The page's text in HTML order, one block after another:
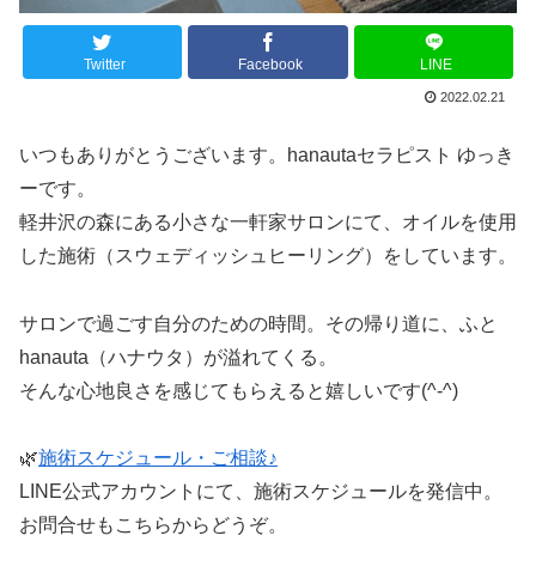
Twitter Facebook LINE
2022.02.21
いつもありがとうございます。hanautaセラピスト ゆっき
ーです。
軽井沢の森にある小さな一軒家サロンにて、オイルを使用
した施術（スウェディッシュヒーリング）をしています。
サロンで過ごす自分のための時間。その帰り道に、ふと
hanauta（ハナウタ）が溢れてくる。
そんな心地良さを感じてもらえると嬉しいです(^-^)
🌿施術スケジュール・ご相談♪
LINE公式アカウントにて、施術スケジュールを発信中。
お問合せもこちらからどうぞ。